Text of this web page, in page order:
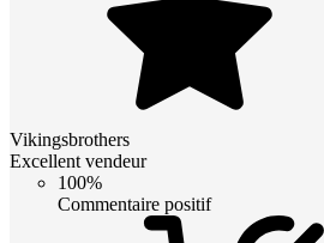
Vikingsbrothers
Excellent vendeur
100%
Commentaire positif